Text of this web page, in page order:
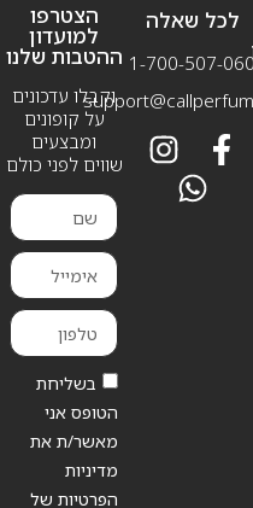
לכל שאלה
1-700-507-
הצטרפו
למועדון
ההטבות שלנו
וקבלו עדכונים
על קופונים
ומבצעים
שווים לפני כולם
בשליחת
הטופס אני
מאשר/ת את
מדיניות
הפרטיות של